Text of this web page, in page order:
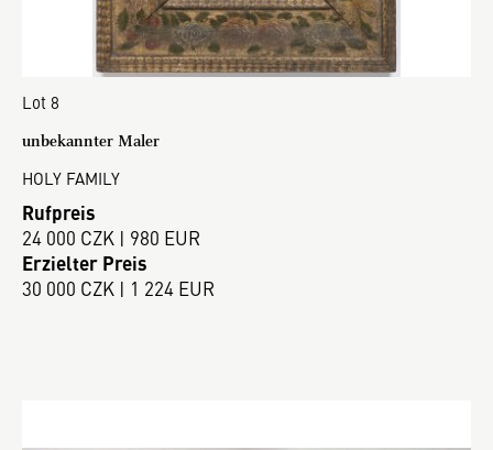
Lot 8
unbekannter Maler
HOLY FAMILY
Rufpreis
24 000 CZK | 980 EUR
Erzielter Preis
30 000 CZK | 1 224 EUR